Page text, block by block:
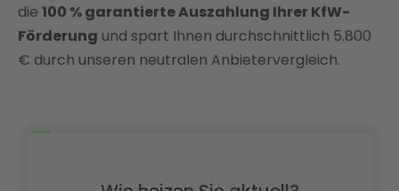
Wirtschaftlichkeit und Amortisation
Enter – Ihr Rundum-Partner für Wärmepumpen-
Förderung in Mecklenburg-Vorpommern
die 100 % garantierte Auszahlung Ihrer KfW-
Förderung und spart Ihnen durchschnittlich 5.800
€ durch unseren neutralen Anbietervergleich.